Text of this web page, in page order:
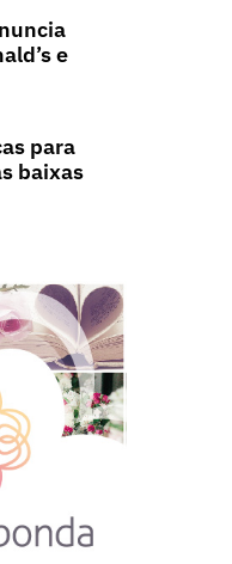
e
para
baixas